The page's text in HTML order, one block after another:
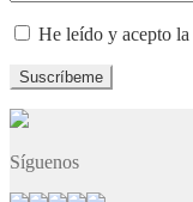
He leído y acepto la
Síguenos